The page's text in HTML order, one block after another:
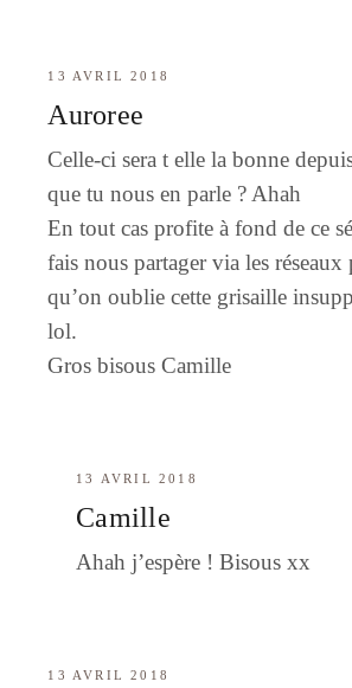
13 AVRIL 2018
Auroree
Celle-ci sera t elle la bonne
que tu nous en parle ? Ahah
En tout cas profite à fond de ce
fais nous partager via les réseaux
qu’on oublie cette grisaille
lol.
Gros bisous Camille
13 AVRIL 2018
Camille
Ahah j’espère ! Bisous xx
13 AVRIL 2018